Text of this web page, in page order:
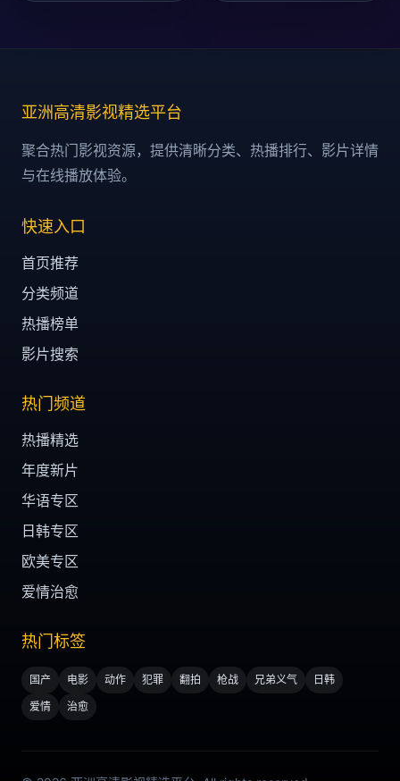
亚洲高清影视精选平台
聚合热门影视资源，提供清晰分类、热播排行、影片详情
与在线播放体验。
快速入口
首页推荐
分类频道
热播榜单
影片搜索
热门频道
热播精选
年度新片
华语专区
日韩专区
欧美专区
爱情治愈
热门标签
国产 电影 动作 犯罪 翻拍 枪战 兄弟义气
日韩
爱情
治愈